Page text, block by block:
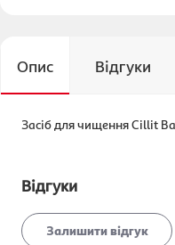
Опис Відгуки
Засіб для чищення Cillit
Відгуки
Залишити відгук